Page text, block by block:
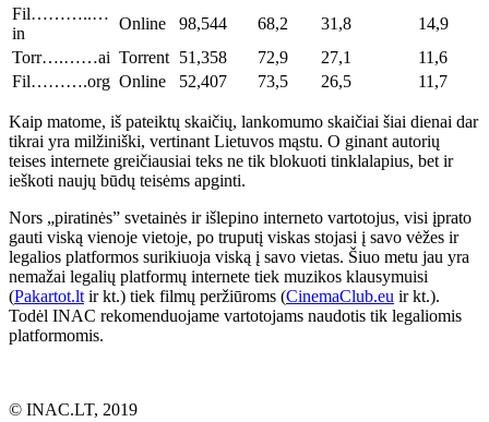
Fil………..…
in
Online 98,544 68,2 31,8
14,9
Torr….……ai Torrent 51,358 72,9 27,1
11,6
Fil……….org Online 52,407 73,5 26,5 11,7
Kaip matome, iš pateiktų skaičių, lankomumo skaičiai šiai dienai dar
tikrai yra milžiniški, vertinant Lietuvos mąstu. O ginant autorių
teises internete greičiausiai teks ne tik blokuoti tinklalapius, bet ir
ieškoti naujų būdų teisėms apginti.
Nors „piratinės” svetainės ir išlepino interneto vartotojus, visi įprato
gauti viską vienoje vietoje, po truputį viskas stojasi į savo vėžes ir
legalios platformos surikiuoja viską į savo vietas. Šiuo metu jau yra
nemažai legalių platformų internete tiek muzikos klausymuisi
(Pakartot.lt ir kt.) tiek filmų peržiūroms (CinemaClub.eu ir kt.).
Todėl INAC rekomenduojame vartotojams naudotis tik legaliomis
platformomis.
© INAC.LT, 2019